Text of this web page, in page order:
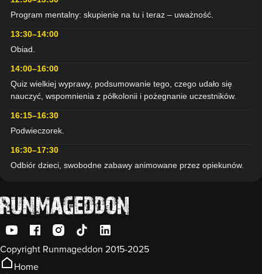
Program mentalny: skupienie na tu i teraz – uważność.
13:30–14:00
Obiad.
14:00–16:00
Quiz wielkiej wyprawy, podsumowanie tego, czego udało się
nauczyć, wspomnienia z półkolonii i pożegnanie uczestników.
16:15–16:30
Podwieczorek.
16:30–17:30
Odbiór dzieci, swobodne zabawy animowane przez opiekunów.
Copyright Runmageddon 2015-2025
Home